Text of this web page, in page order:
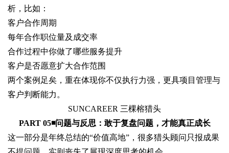
析，比如：
客户合作周期
每年合作职位量及成交率
合作过程中你做了哪些服务提升
客户是否愿意扩大合作范围
两个案例足矣，重在体现你不仅执行力强，更具项目管理与
客户判断能力。
SUNCAREER 三棵榕猎头
PART 05◾问题与反思：敢于复盘问题，才能真正成长
这一部分是年终总结的“价值高地”，很多猎头顾问只报成果